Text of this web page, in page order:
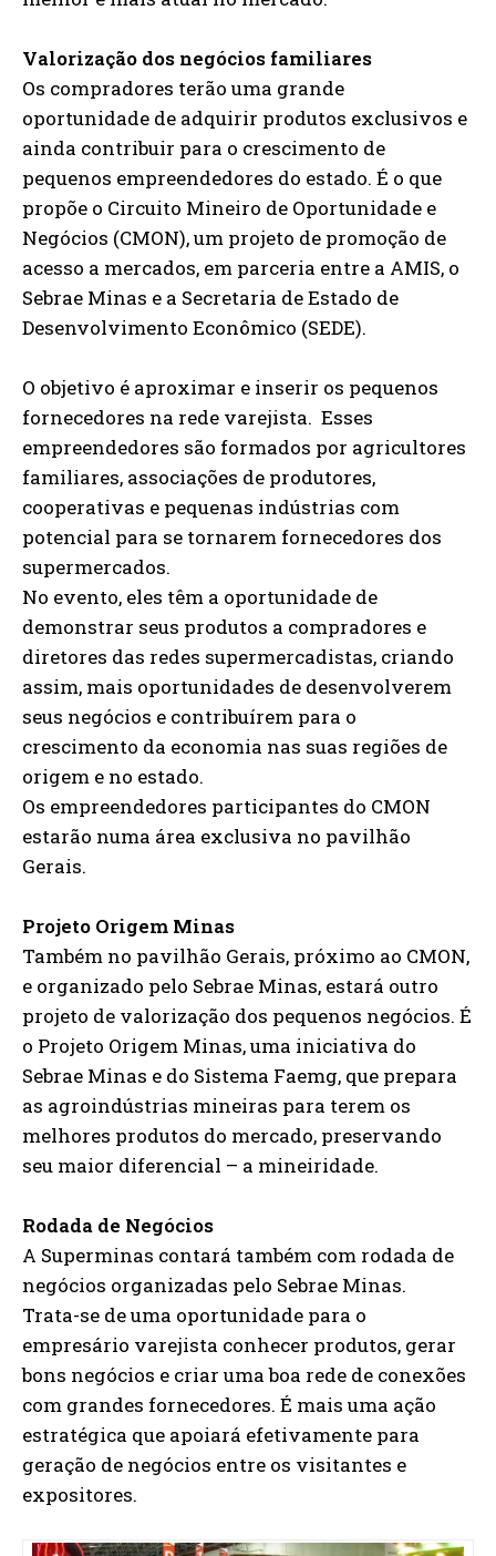
Valorização dos negócios familiares
Os compradores terão uma grande
oportunidade de adquirir produtos exclusivos e
ainda contribuir para o crescimento de
pequenos empreendedores do estado. É o que
propõe o Circuito Mineiro de Oportunidade e
Negócios (CMON), um projeto de promoção de
acesso a mercados, em parceria entre a AMIS, o
Sebrae Minas e a Secretaria de Estado de
Desenvolvimento Econômico (SEDE).
O objetivo é aproximar e inserir os pequenos
fornecedores na rede varejista. Esses
empreendedores são formados por agricultores
familiares, associações de produtores,
cooperativas e pequenas indústrias com
potencial para se tornarem fornecedores dos
supermercados.
No evento, eles têm a oportunidade de
demonstrar seus produtos a compradores e
diretores das redes supermercadistas, criando
assim, mais oportunidades de desenvolverem
seus negócios e contribuírem para o
crescimento da economia nas suas regiões de
origem e no estado.
Os empreendedores participantes do CMON
estarão numa área exclusiva no pavilhão
Gerais.
Projeto Origem Minas
Também no pavilhão Gerais, próximo ao CMON,
e organizado pelo Sebrae Minas, estará outro
projeto de valorização dos pequenos negócios. É
o Projeto Origem Minas, uma iniciativa do
Sebrae Minas e do Sistema Faemg, que prepara
as agroindústrias mineiras para terem os
melhores produtos do mercado, preservando
seu maior diferencial – a mineiridade.
Rodada de Negócios
A Superminas contará também com rodada de
negócios organizadas pelo Sebrae Minas.
Trata-se de uma oportunidade para o
empresário varejista conhecer produtos, gerar
bons negócios e criar uma boa rede de conexões
com grandes fornecedores. É mais uma ação
estratégica que apoiará efetivamente para
geração de negócios entre os visitantes e
expositores.